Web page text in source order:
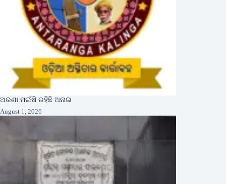
ଅରଣା ମଇଁଷି ରହିଛି ଅନାଇ
August 1, 2026